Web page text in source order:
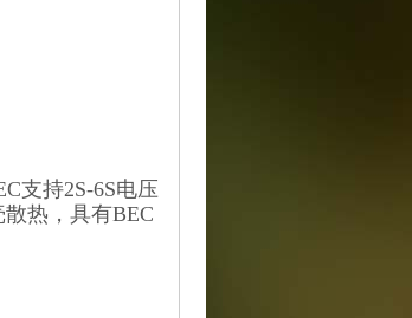
支持2S-6S电压
热，具有BEC